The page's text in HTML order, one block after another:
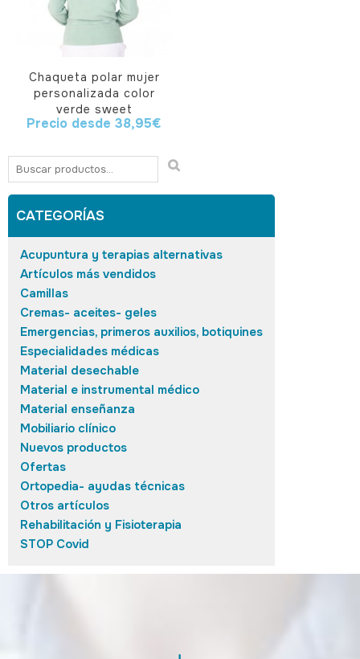
Chaqueta polar mujer
personalizada color
verde sweet
Precio desde 38,95€
CATEGORÍAS
Acupuntura y terapias alternativas
Artículos más vendidos
Camillas
Cremas- aceites- geles
Emergencias, primeros auxilios, botiquines
Especialidades médicas
Material desechable
Material e instrumental médico
Material enseñanza
Mobiliario clínico
Nuevos productos
Ofertas
Ortopedia- ayudas técnicas
Otros artículos
Rehabilitación y Fisioterapia
STOP Covid